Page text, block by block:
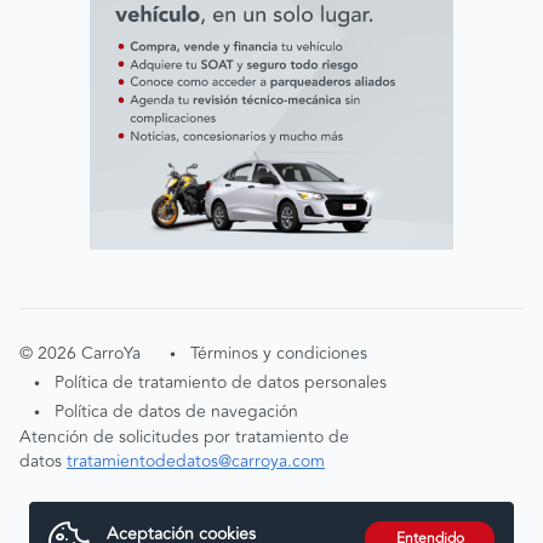
©2026 CarroYa • Términos y condiciones
• Política de tratamiento de datos personales
•
Política de datos de navegación
Atención de solicitudes por tratamiento de
datostratamientodedatos@carroya.com
Aceptación cookies